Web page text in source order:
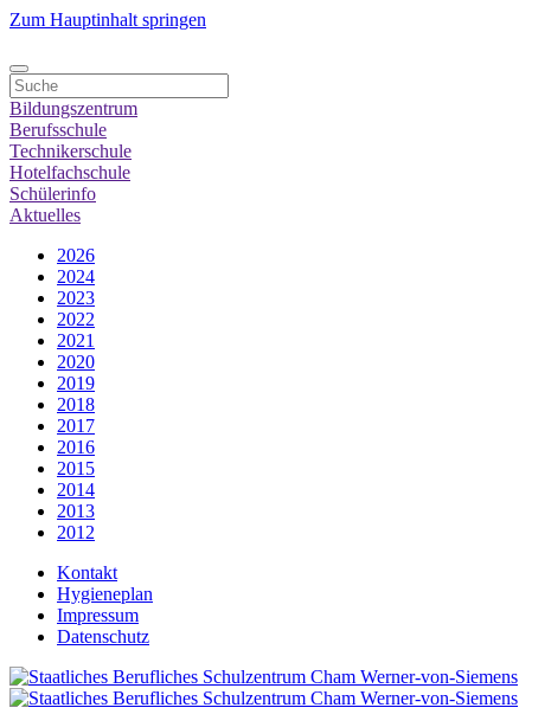
Zum Hauptinhalt springen
Bildungszentrum
Berufsschule
Technikerschule
Hotelfachschule
Schülerinfo
Aktuelles
2026
2024
2023
2022
2021
2020
2019
2018
2017
2016
2015
2014
2013
2012
Kontakt
Hygieneplan
Impressum
Datenschutz